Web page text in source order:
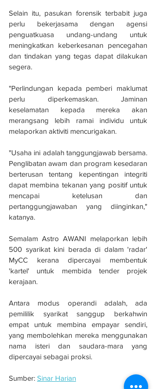
Selain itu, pasukan forensik terbabit juga
perlu bekerjasama dengan agensi
penguatkuasa undang-undang untuk
meningkatkan keberkesanan pencegahan
dan tindakan yang tegas dapat dilakukan
segera.
"Perlindungan kepada pemberi maklumat
perlu diperkemaskan. Jaminan
keselamatan kepada mereka akan
merangsang lebih ramai individu untuk
melaporkan aktiviti mencurigakan.
"Usaha ini adalah tanggungjawab bersama.
Penglibatan awam dan program kesedaran
berterusan tentang kepentingan integriti
dapat membina tekanan yang positif untuk
mencapai ketelusan dan
pertanggungjawaban yang diinginkan,"
katanya.
Semalam Astro AWANI melaporkan lebih
500 syarikat kini berada di dalam 'radar'
MyCC kerana dipercayai membentuk
'kartel' untuk membida tender projek
kerajaan.
Antara modus operandi adalah, ada
pemililik syarikat sanggup berkahwin
empat untuk membina empayar sendiri,
yang membolehkan mereka menggunakan
nama isteri dan saudara-mara yang
dipercayai sebagai proksi.
Sumber: Sinar Harian